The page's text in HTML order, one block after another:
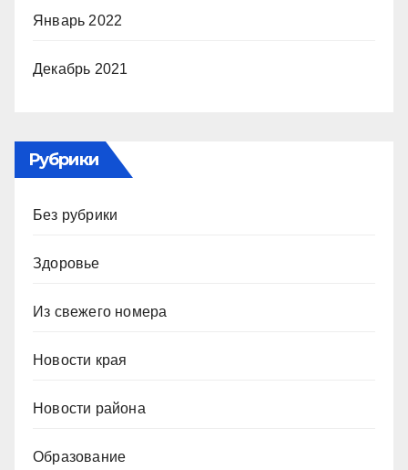
Январь 2022
Декабрь 2021
Рубрики
Без рубрики
Здоровье
Из свежего номера
Новости края
Новости района
Образование